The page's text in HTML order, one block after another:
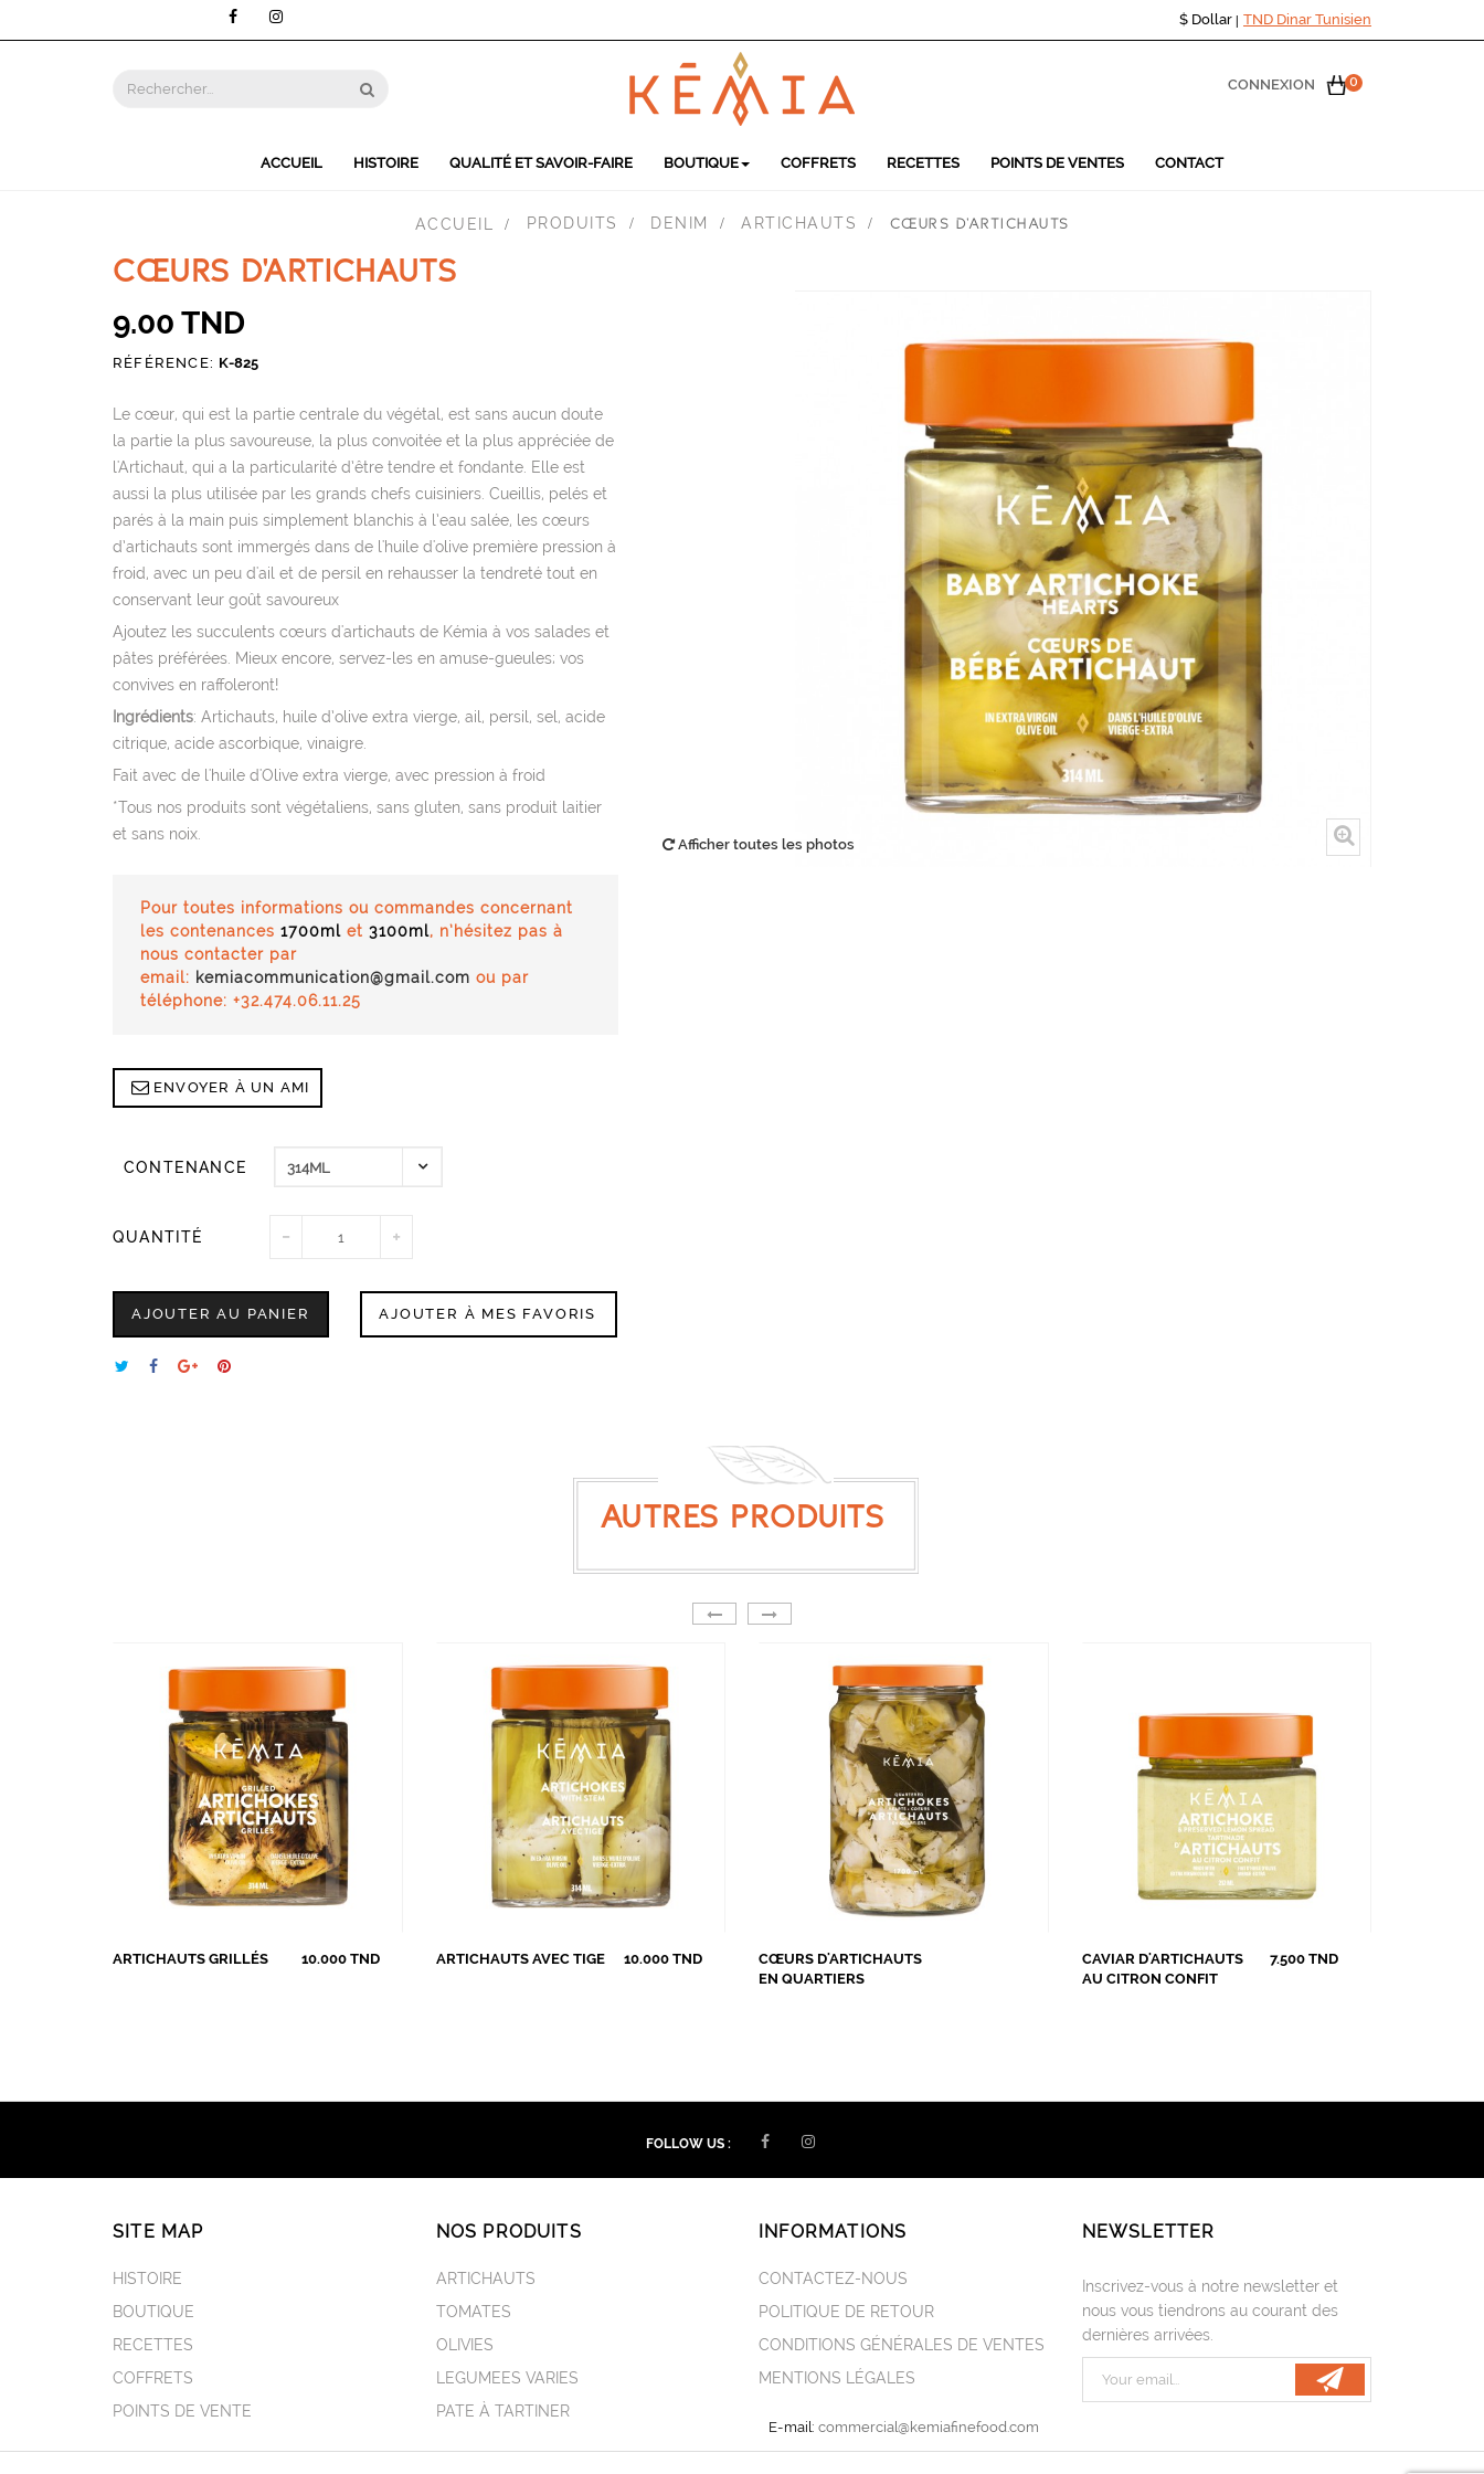
$ Dollar TND Dinar Tunisien
CONNEXION 0
ACCUEIL HISTOIRE QUALITÉ ET SAVOIR-FAIRE BOUTIQUE COFFRETS RECETTES POINTS DE VENTES CONTACT
ACCUEIL > PRODUITS > DENIM > ARTICHAUTS > CŒURS D'ARTICHAUTS
CŒURS D'ARTICHAUTS
9.00 TND
RÉFÉRENCE: K-825
Le cœur, qui est la partie centrale du végétal, est sans aucun doute
la partie la plus savoureuse, la plus convoitée et la plus appréciée de
l'Artichaut, qui a la particularité d’être tendre et fondante. Elle est
aussi la plus utilisée par les grands chefs cuisiniers. Cueillis, pelés et
parés à la main puis simplement blanchis à l’eau salée, les cœurs
d’artichauts sont immergés dans de l'huile d'olive première pression à
froid, avec un peu d'ail et de persil en rehausser la tendreté tout en
conservant leur goût savoureux
Ajoutez les succulents cœurs d'artichauts de Kémia à vos salades et
pâtes préférées. Mieux encore, servez-les en amuse-gueules; vos
convives en raffoleront!
Ingrédients: Artichauts, huile d’olive extra vierge, ail, persil, sel, acide
citrique, acide ascorbique, vinaigre.
Fait avec de l'huile d'Olive extra vierge, avec pression à froid
*Tous nos produits sont végétaliens, sans gluten, sans produit laitier
et sans noix.
Pour toutes informations ou commandes concernant
les contenances 1700ml et 3100ml, n’hésitez pas à
nous contacter par
email: kemiacommunication@gmail.com ou par
téléphone: +32.474.06.11.25
ENVOYER À UN AMI
CONTENANCE
QUANTITÉ
AJOUTER AU PANIER AJOUTER À MES FAVORIS
Afficher toutes les photos
AUTRES PRODUITS
ARTICHAUTS GRILLÉS 10.000 TND ARTICHAUTS AVEC TIGE 10.000 TND
CŒURS D'ARTICHAUTS
EN QUARTIERS
CAVIAR D'ARTICHAUTS
AU CITRON CONFIT
7.500 TND
FOLLOW US :
SITE MAP
HISTOIRE
BOUTIQUE
RECETTES
COFFRETS
POINTS DE VENTE
NOS PRODUITS
ARTICHAUTS
TOMATES
OLIVIES
LEGUMEES VARIES
PATE À TARTINER
INFORMATIONS
CONTACTEZ-NOUS
POLITIQUE DE RETOUR
CONDITIONS GÉNÉRALES DE VENTES
MENTIONS LÉGALES
E-mail: commercial@kemiafinefood.com
NEWSLETTER
Inscrivez-vous à notre newsletter et
nous vous tiendrons au courant des
dernières arrivées.